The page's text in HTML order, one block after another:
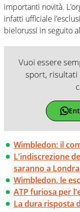
importanti novità.
infatti ufficiale
bielorussi in seguito
Vuoi essere
sport, risultati
Wimbledon: il
L'indiscrezione
saranno a Londra
Wimbledon, le
ATP furiosa per
La dura risposta